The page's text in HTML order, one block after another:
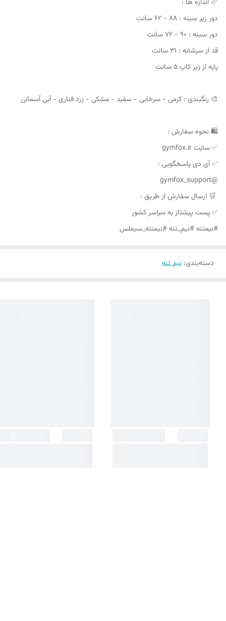
📏 اندازه ها :
دور زیر سینه : ۸۸ - ۶۲ سانت
دور سینه : ۹۰ - ۷۲ سانت
قد از سرشانه : ۳۱ سانت
پایه از زیر کاپ ۵ سانت
🎨 رنگبندی : کرمی - سرخابی - سفید - مشکی - زرد قناری - آبی آسمانی
🛍 نحوه سفارش :
✅ سایت gymfox.ir
✅ آی دی پاسخگویی :
@gymfox_support
🛒 ارسال سفارش از طریق :
✅ پست پیشتاز به سراسر کشور
#نیمتنه #نیم_تنه #نیمتنه_سیملس
دسته‌بندی: نیم تنه